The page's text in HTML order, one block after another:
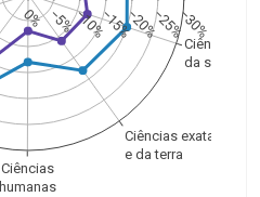
Ciências
da saúde
Ciências exatas
e da terra
Ciências
humanas
0%−5%−10%−15%−20%−25%−30%